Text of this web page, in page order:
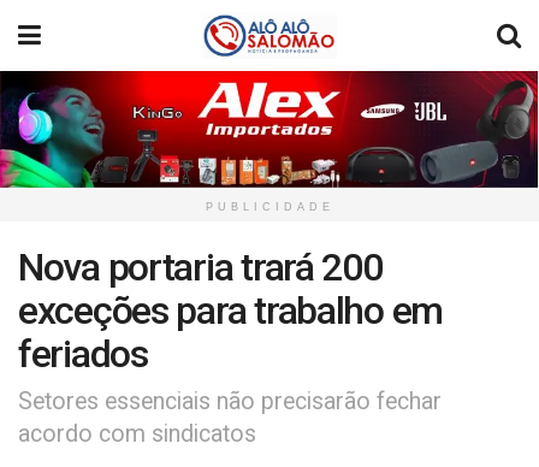
PUBLICIDADE
Nova portaria trará 200
exceções para trabalho em
feriados
Setores essenciais não precisarão fechar
acordo com sindicatos